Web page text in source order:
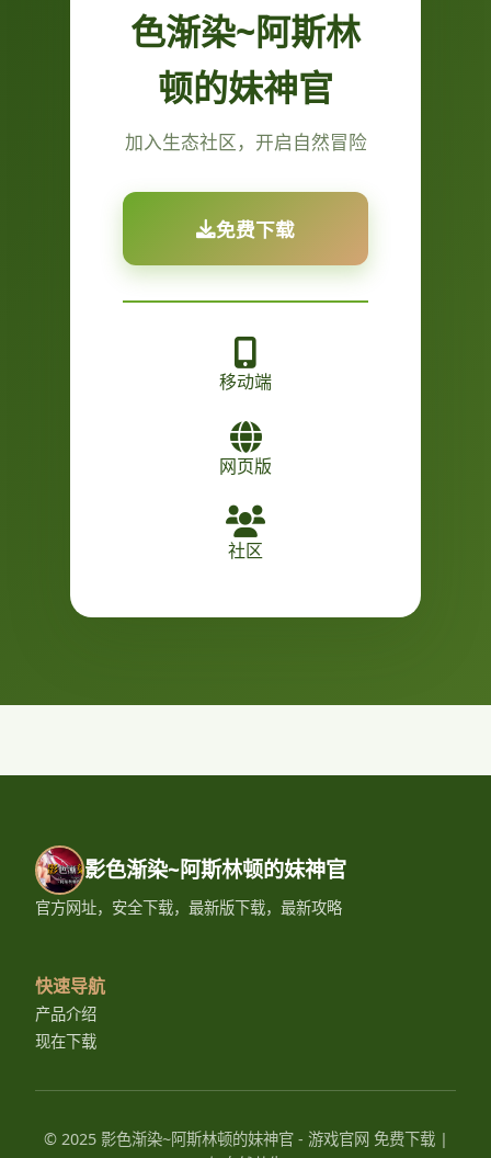
色渐染~阿斯林
顿的妹神官
加入生态社区，开启自然冒险
免费下载
移动端
网页版
社区
影色渐染~阿斯林顿的妹神官
官方网址，安全下载，最新版下载，最新攻略
快速导航
产品介绍
现在下载
© 2025 影色渐染~阿斯林顿的妹神官 - 游戏官网 免费下载 |